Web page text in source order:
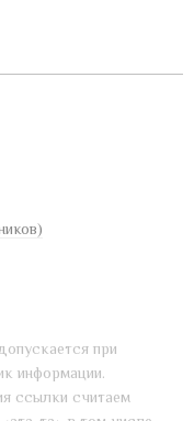
при
информации.
ссылки считаем